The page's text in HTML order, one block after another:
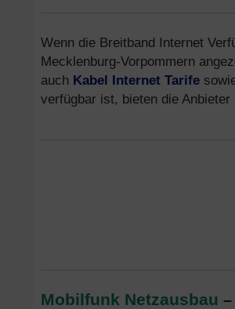
Wenn die Breitband Internet
Mecklenburg-Vorpommern
auch Kabel Internet Tarife
verfügbar ist, bieten die
Mobilfunk Netzausbau